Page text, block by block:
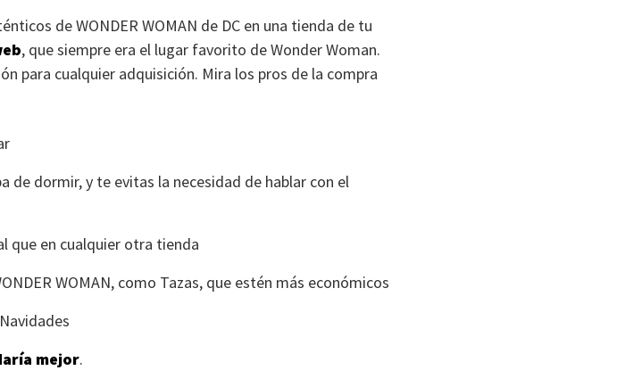
deWONDER WOMAN de DC en una tienda de tu
, que siempre era el lugar favorito de Wonder Woman.
para cualquier adquisición. Mira los pros de la compra
de dormir, y te evitas la necesidad de hablar con el
que en cualquier otra tienda
WOMAN, como Tazas, que estén más económicos
mejor.